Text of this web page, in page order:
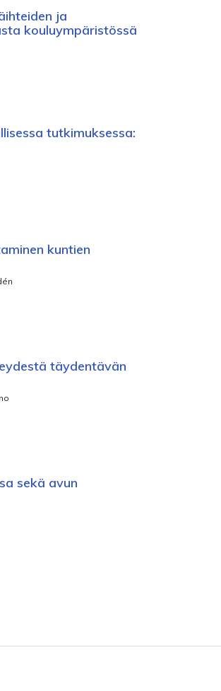
ja
kouluympäristössä
tutkimuksessa:
kuntien
täydentävän
sekä avun